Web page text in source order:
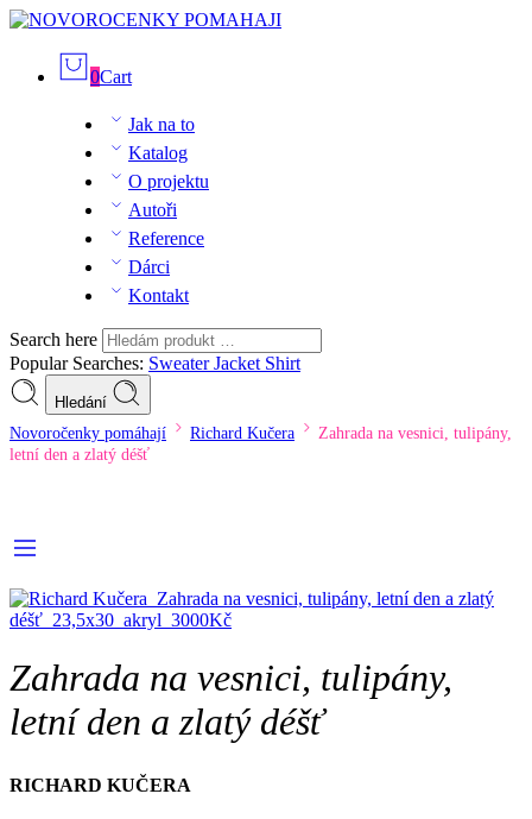
0Cart
Jak na to
Katalog
O projektu
Autoři
Reference
Dárci
Kontakt
Search here
Popular Searches: SweaterJacket Shirt
Hledání
Novoročenky pomáhají Richard Kučera
Zahrada na vesnici, tulipány,
letní den a zlatý déšť
Zahrada na vesnici, tulipány,
letní den a zlatý déšť
RICHARD KUČERA